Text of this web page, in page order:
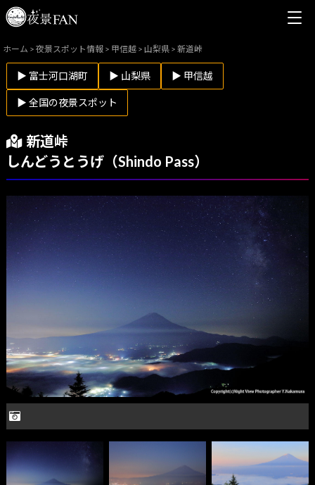
ホーム >夜景スポット情報 > 甲信越 >山梨県 >新道峠
▶ 富士河口湖町 ▶ 山梨県 ▶ 甲信越
▶ 全国の夜景スポット
新道峠
しんどうとうげ（Shindo Pass）